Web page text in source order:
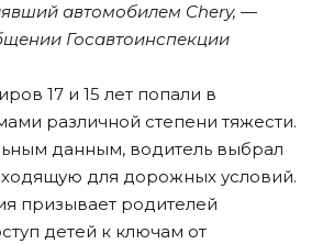
автомобилем Chery, —
Госавтоинспекции
17 и 15 лет попали в
различной степени тяжести.
данным, водитель выбрал
для дорожных условий.
призывает родителей
детей к ключам от